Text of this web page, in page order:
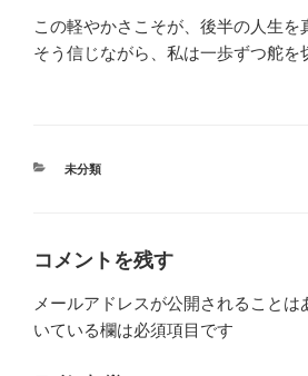
この軽やかさこそが、後半の人生を
そう信じながら、私は一歩ずつ舵を
カ
未分類
コメントを残す
メールアドレスが公開されることは
いている欄は必須項目です